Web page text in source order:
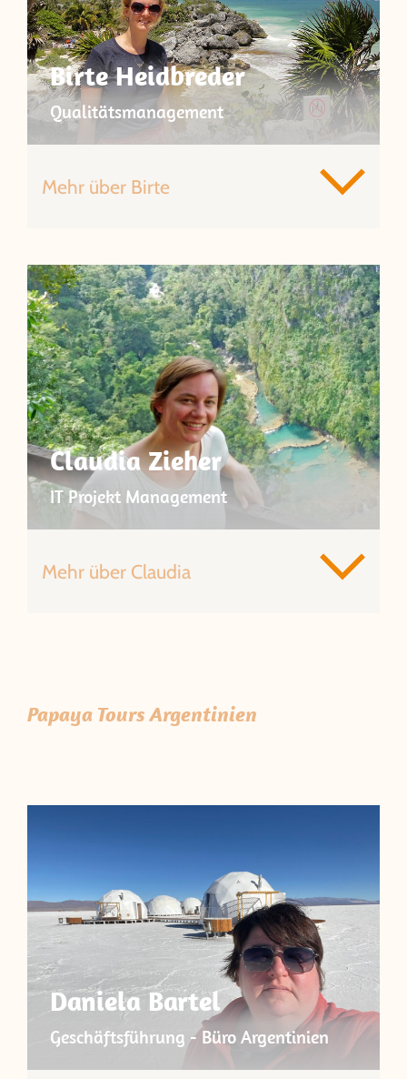
Birte Heidbreder
Qualitätsmanagement
Mehr über Birte
Claudia Zieher
IT Projekt Management
Mehr über Claudia
Papaya Tours Argentinien
Daniela Bartel
Geschäftsführung - Büro Argentinien